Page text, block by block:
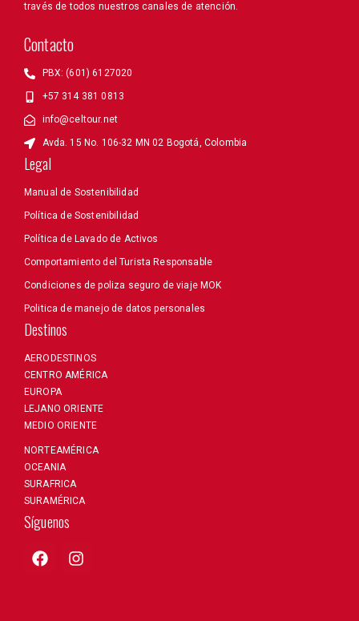
través de todos nuestros canales de atención.
Contacto
PBX: (601) 6127020
+57 314 381 0813
info@celtour.net
Avda. 15 No. 106-32 MN 02 Bogotá, Colombia
Legal
Manual de Sostenibilidad
Política de Sostenibilidad
Política de Lavado de Activos
Comportamiento del Turista Responsable
Condiciones de poliza seguro de viaje MOK
Politica de manejo de datos personales
Destinos
AERODESTINOS
CENTRO AMÉRICA
EUROPA
LEJANO ORIENTE
MEDIO ORIENTE
NORTEAMÉRICA
OCEANIA
SURAFRICA
SURAMÉRICA
Síguenos